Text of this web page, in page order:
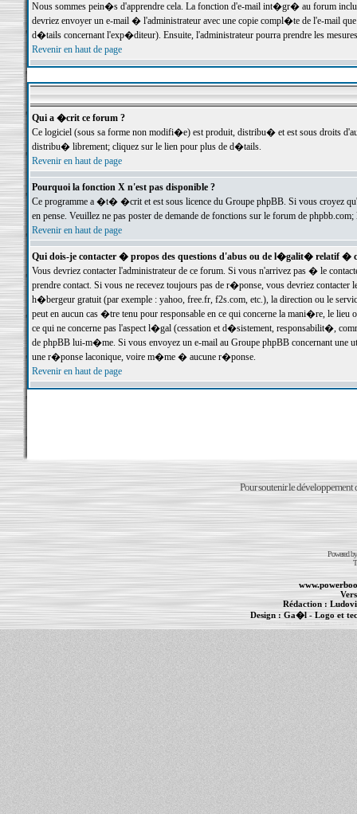
Nous sommes pein�s d'apprendre cela. La fonction d'e-mail int�gr� au forum inclut
devriez envoyer un e-mail � l'administrateur avec une copie compl�te de l'e-mail
d�tails concernant l'exp�diteur). Ensuite, l'administrateur pourra prendre les
Revenir en haut de page
Qui a �crit ce forum ?
Ce logiciel (sous sa forme non modifi�e) est produit, distribu� et est sous droits
distribu� librement; cliquez sur le lien pour plus de d�tails.
Revenir en haut de page
Pourquoi la fonction X n'est pas disponible ?
Ce programme a �t� �crit et est sous licence du Groupe phpBB. Si vous croyez
en pense. Veuillez ne pas poster de demande de fonctions sur le forum de
Revenir en haut de page
Qui dois-je contacter � propos des questions d'abus ou de l�galit� relatif �
Vous devriez contacter l'administrateur de ce forum. Si vous n'arrivez pas � le
prendre contact. Si vous ne recevez toujours pas de r�ponse, vous devriez
h�bergeur gratuit (par exemple : yahoo, free.fr, f2s.com, etc.), la direction ou le
peut en aucun cas �tre tenu pour responsable en ce qui concerne la mani�re, le
ce qui ne concerne pas l'aspect l�gal (cessation et d�sistement, responsabilit�,
de phpBB lui-m�me. Si vous envoyez un e-mail au Groupe phpBB concernant une
une r�ponse laconique, voire m�me � aucune r�ponse.
Revenir en haut de page
Pour soutenir le développement
Powered
Rédaction :
Design :Ga�l- Logo et
Informations :